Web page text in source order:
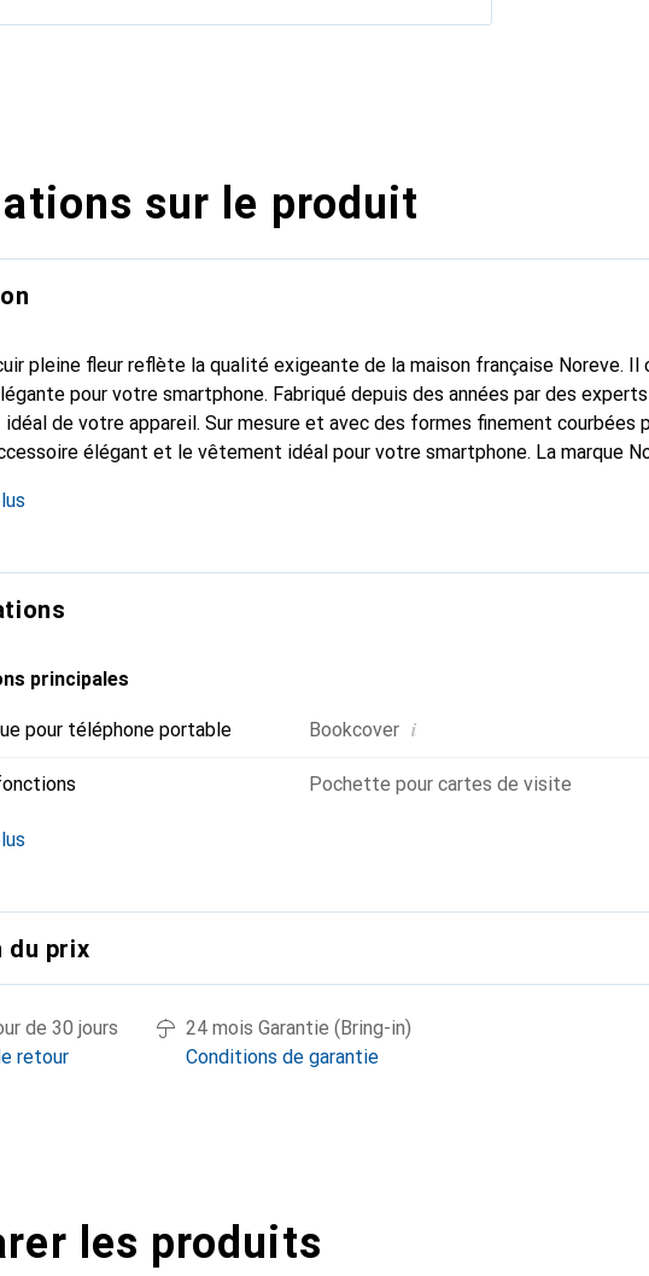
sur le produit
pleine fleur reflète la qualité exigeante de la maison française Noreve. Il
pour votre smartphone. Fabriqué depuis des années par des
de votre appareil. Sur mesure et avec des formes finement courbées
élégant et le vêtement idéal pour votre smartphone. La marque
principales
pour téléphone portable Bookcover i
Pochette pour cartes de visite
du prix
de 30 jours
retour
24 mois Garantie (Bring-in)
Conditions de garantie
les produits